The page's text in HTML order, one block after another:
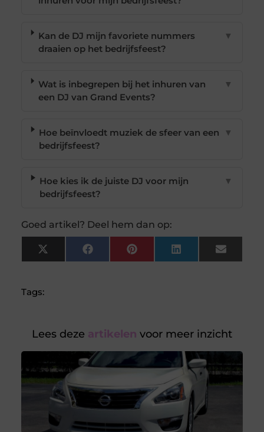
Kan de DJ mijn favoriete nummers
draaien op het bedrijfsfeest?
▼
Wat is inbegrepen bij het inhuren van
een DJ van Grand Events?
▼
Hoe beïnvloedt muziek de sfeer van een
bedrijfsfeest?
▼
Hoe kies ik de juiste DJ voor mijn
bedrijfsfeest?
▼
Goed artikel? Deel hem dan op:
X
(Twitter)
FacebookPinterest LinkedIn Email
Tags:
Lees deze artikelen voor meer inzicht